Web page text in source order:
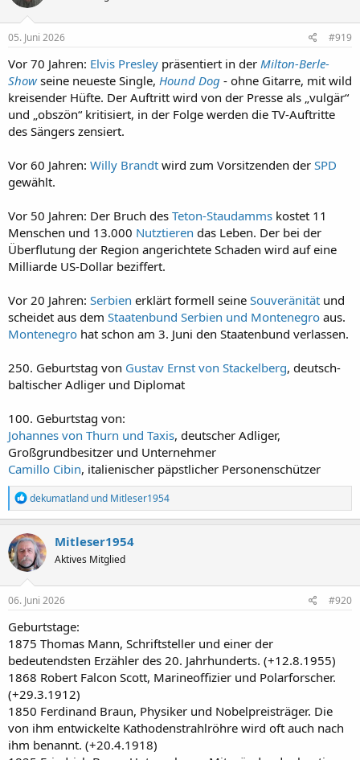
o
n
e
:
05. Juni 2026 #919
Vor 70 Jahren: Elvis Presley präsentiert in der Milton-Berle-
Showseine neueste Single, Hound Dog - ohne Gitarre, mit wild
kreisender Hüfte. Der Auftritt wird von der Presse als „vulgär“
und „obszön“ kritisiert, in der Folge werden die TV-Auftritte
des Sängers zensiert.
Vor 60 Jahren: Willy Brandt wird zum Vorsitzenden der SPD
gewählt.
Vor 50 Jahren: Der Bruch des Teton-Staudamms kostet 11
Menschen und 13.000 Nutztieren das Leben. Der bei der
Überflutung der Region angerichtete Schaden wird auf eine
Milliarde US-Dollar beziffert.
Vor 20 Jahren: Serbien erklärt formell seine Souveränität und
scheidet aus dem Staatenbund Serbien und Montenegro aus.
Montenegro hat schon am 3. Juni den Staatenbund verlassen.
250. Geburtstag von Gustav Ernst von Stackelberg, deutsch-
baltischer Adliger und Diplomat
100. Geburtstag von:
Johannes von Thurn und Taxis, deutscher Adliger,
Großgrundbesitzer und Unternehmer
Camillo Cibin, italienischer päpstlicher Personenschützer
R
e
a
k
t
i
o
n
e
:
dekumatland und Mitleser1954
Mitleser1954
Aktives Mitglied
06. Juni 2026 #920
Geburtstage:
1875 Thomas Mann, Schriftsteller und einer der
bedeutendsten Erzähler des 20. Jahrhunderts. (+12.8.1955)
1868 Robert Falcon Scott, Marineoffizier und Polarforscher.
(+29.3.1912)
1850 Ferdinand Braun, Physiker und Nobelpreisträger. Die
von ihm entwickelte Kathodenstrahlröhre wird oft auch nach
ihm benannt. (+20.4.1918)